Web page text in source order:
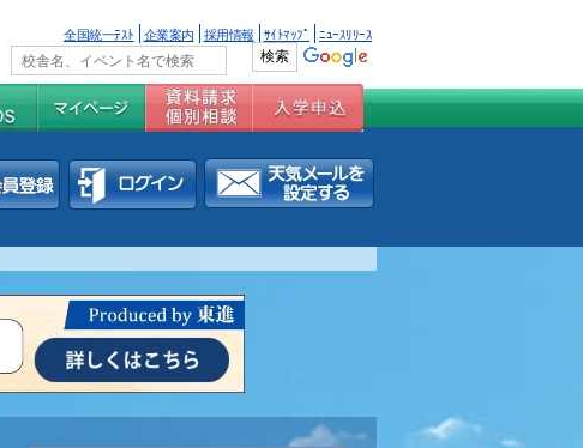
全国統一ﾃｽﾄ 企業案内 採用情報 ｻｲﾄﾏｯﾌﾟ ﾆｭｰｽﾘﾘｰｽ